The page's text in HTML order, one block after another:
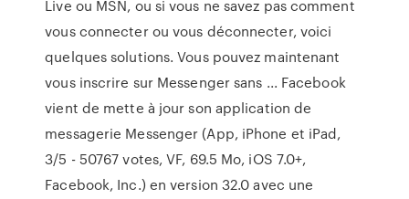
Live ou MSN, ou si vous ne savez pas comment
vous connecter ou vous déconnecter, voici
quelques solutions. Vous pouvez maintenant
vous inscrire sur Messenger sans ... Facebook
vient de mette à jour son application de
messagerie Messenger (App, iPhone et iPad,
3/5 - 50767 votes, VF, 69.5 Mo, iOS 7.0+,
Facebook, Inc.) en version 32.0 avec une